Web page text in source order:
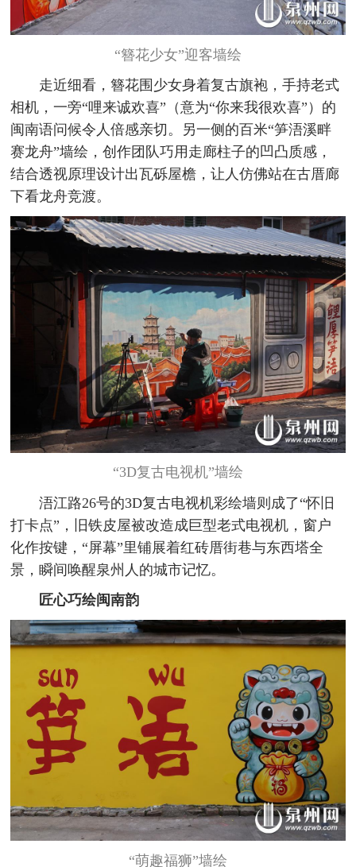
“簪花少女”迎客墙绘
走近细看，簪花围少女身着复古旗袍，手持老式
相机，一旁“哩来诚欢喜”（意为“你来我很欢喜”）的
闽南语问候令人倍感亲切。另一侧的百米“笋浯溪畔
赛龙舟”墙绘，创作团队巧用走廊柱子的凹凸质感，
结合透视原理设计出瓦砾屋檐，让人仿佛站在古厝廊
下看龙舟竞渡。
“3D复古电视机”墙绘
浯江路26号的3D复古电视机彩绘墙则成了“怀旧
打卡点”，旧铁皮屋被改造成巨型老式电视机，窗户
化作按键，“屏幕”里铺展着红砖厝街巷与东西塔全
景，瞬间唤醒泉州人的城市记忆。
匠心巧绘闽南韵
“萌趣福狮”墙绘